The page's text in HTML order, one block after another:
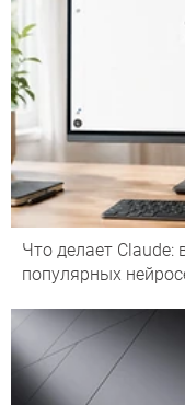
Что делает Сlaude:
популярных